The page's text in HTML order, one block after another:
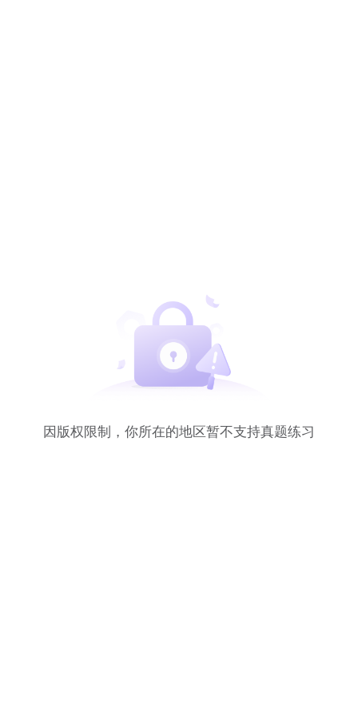
因版权限制，你所在的地区暂不支持真题练习